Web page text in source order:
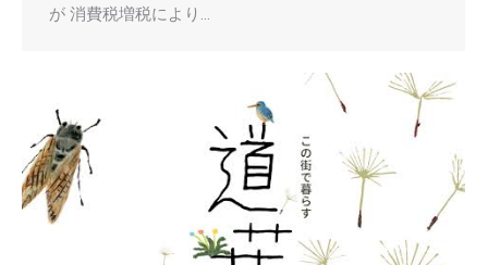
が 消費税増税により…